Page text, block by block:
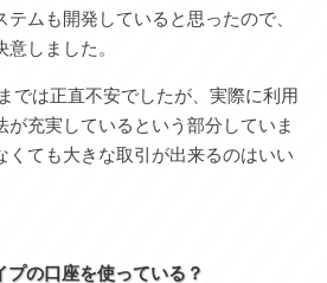
ムも開発していると思ったので、
しました。
では正直不安でしたが、実際に利用
が充実しているという部分していま
くても大きな取引が出来るのはいい
の口座を使っている？